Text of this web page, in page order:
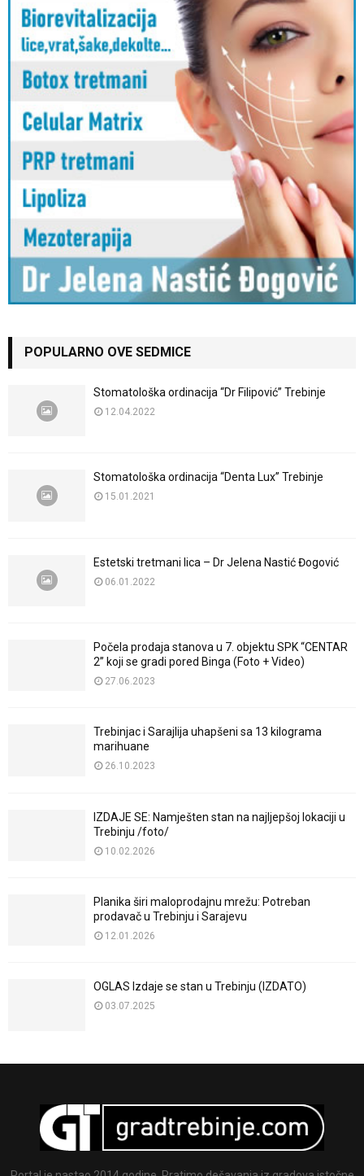
POPULARNO OVE SEDMICE
Stomatološka ordinacija “Dr Filipović” Trebinje
12.04.2022
Stomatološka ordinacija “Denta Lux” Trebinje
15.01.2021
Estetski tretmani lica – Dr Jelena Nastić Đogović
06.01.2022
Počela prodaja stanova u 7. objektu SPK “CENTAR
2” koji se gradi pored Binga (Foto + Video)
27.06.2023
Trebinjac i Sarajlija uhapšeni sa 13 kilograma
marihuane
26.10.2023
IZDAJE SE: Namješten stan na najljepšoj lokaciji u
Trebinju /foto/
10.02.2026
Planika širi maloprodajnu mrežu: Potreban
prodavač u Trebinju i Sarajevu
12.01.2026
OGLAS Izdaje se stan u Trebinju (IZDATO)
03.07.2025